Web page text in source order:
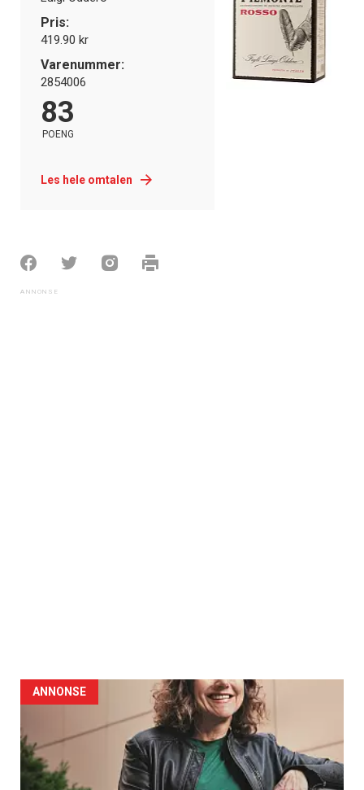
Pris:
419.90 kr
Varenummer:
2854006
83
POENG
Les hele omtalen
ANNONSE